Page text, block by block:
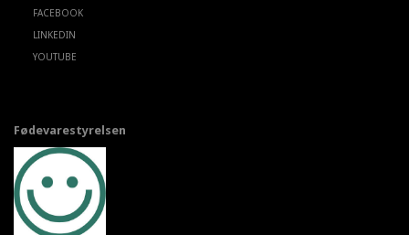
FACEBOOK
LINKEDIN
YOUTUBE
Fødevarestyrelsen